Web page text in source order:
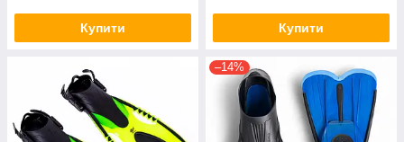
Купити Купити
–14%